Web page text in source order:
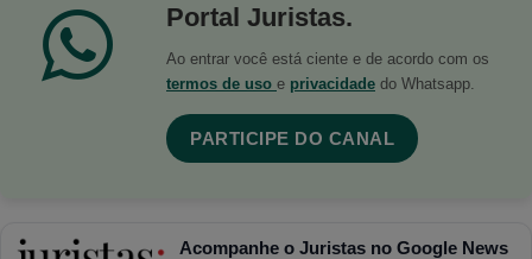
Portal Juristas.
Ao entrar você está ciente e de acordo com os
termos de uso e privacidade do Whatsapp.
PARTICIPE DO CANAL
Acompanhe o Juristas no Google News